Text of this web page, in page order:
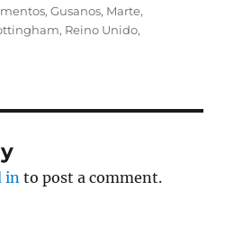
,Gusanos, Marte,
, Reino Unido,
in to post a comment.